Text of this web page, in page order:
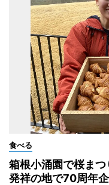
食べる
箱根小涌園で桜ま
発祥の地で70周年